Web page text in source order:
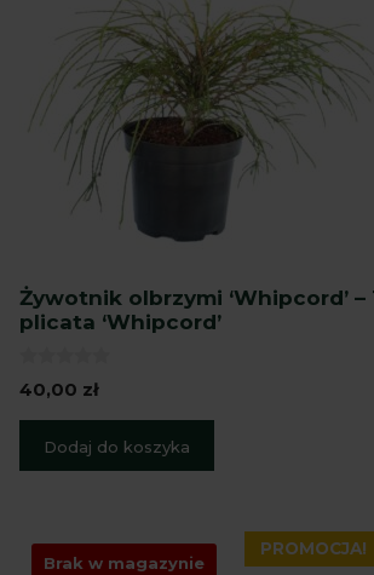
Żywotnik olbrzymi ‘Whipcord’ –
plicata ‘Whipcord’
0
z
40,00 zł
Dodaj do koszyka
Brak w magazynie
PROMOCJA!